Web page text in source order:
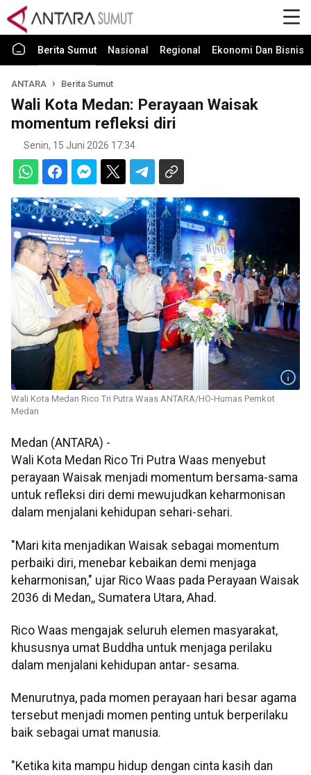
Berita Sumut Nasional Regional Ekonomi Dan Bisnis
ANTARA Berita Sumut
Wali Kota Medan: Perayaan Waisak
momentum refleksi diri
Senin, 15 Juni 2026 17:34
Wali Kota Medan Rico Tri Putra Waas ANTARA/HO-Humas Pemkot
Medan
Medan (ANTARA) -
Wali Kota Medan Rico Tri Putra Waas menyebut
perayaan Waisak menjadi momentum bersama-sama
untuk refleksi diri demi mewujudkan keharmonisan
dalam menjalani kehidupan sehari-sehari.
"Mari kita menjadikan Waisak sebagai momentum
perbaiki diri, menebar kebaikan demi menjaga
keharmonisan," ujar Rico Waas pada Perayaan Waisak
2036 di Medan,, Sumatera Utara, Ahad.
Rico Waas mengajak seluruh elemen masyarakat,
khususnya umat Buddha untuk menjaga perilaku
dalam menjalani kehidupan antar- sesama.
Menurutnya, pada momen perayaan hari besar agama
tersebut menjadi momen penting untuk berperilaku
baik sebagai umat manusia.
"Ketika kita mampu hidup dengan cinta kasih dan